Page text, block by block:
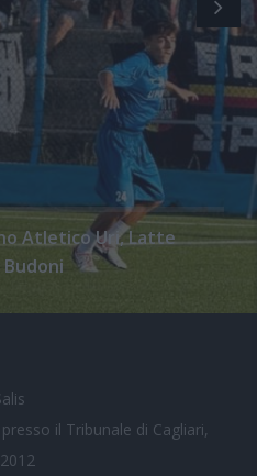
Atletico Uri, Latte
Budoni
il Tribunale di Cagliari,